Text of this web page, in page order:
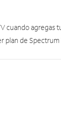
cuando agregas
plan de Spectrum